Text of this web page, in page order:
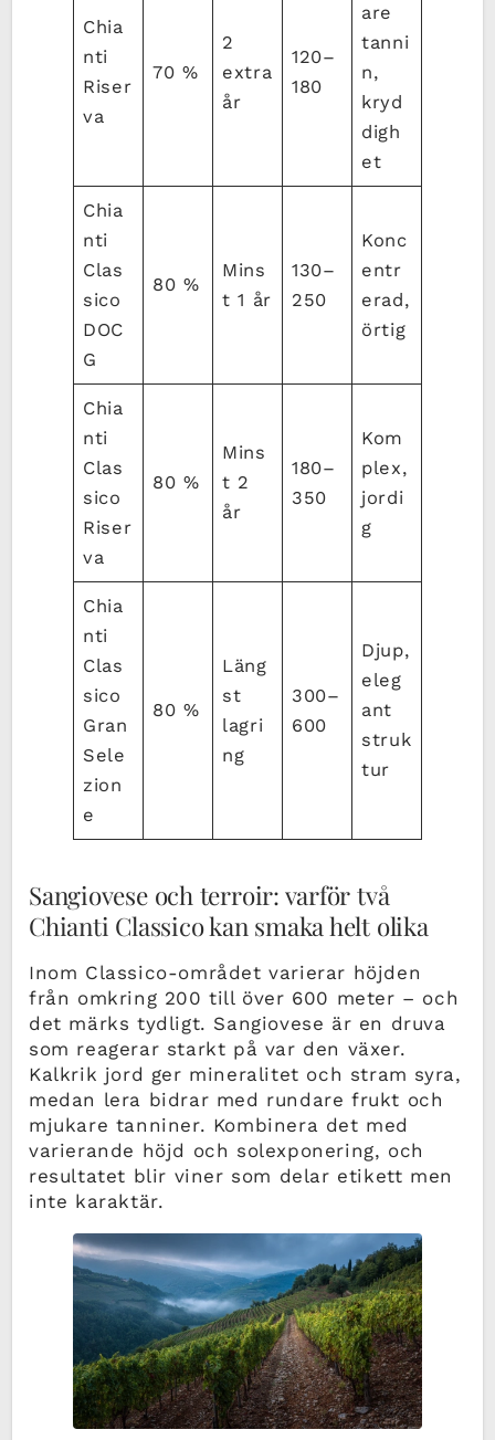
Chia
nti
Riser
va
70 %
2
extra
år
120–
180
are
tanni
n,
kryd
digh
et
Chia
nti
Clas
sico
DOC
G
80 %
Mins
t 1 år
130–
250
Konc
entr
erad,
örtig
Chia
nti
Clas
sico
Riser
va
80 %
Mins
t 2
år
180–
350
Kom
plex,
jordi
g
Chia
nti
Clas
sico
Gran
Sele
zion
e
80 %
Läng
st
lagri
ng
300–
600
Djup,
eleg
ant
struk
tur
Sangiovese och terroir: varför två
Chianti Classico kan smaka helt olika
Inom Classico-området varierar höjden
från omkring 200 till över 600 meter – och
det märks tydligt. Sangiovese är en druva
som reagerar starkt på var den växer.
Kalkrik jord ger mineralitet och stram syra,
medan lera bidrar med rundare frukt och
mjukare tanniner. Kombinera det med
varierande höjd och solexponering, och
resultatet blir viner som delar etikett men
inte karaktär.